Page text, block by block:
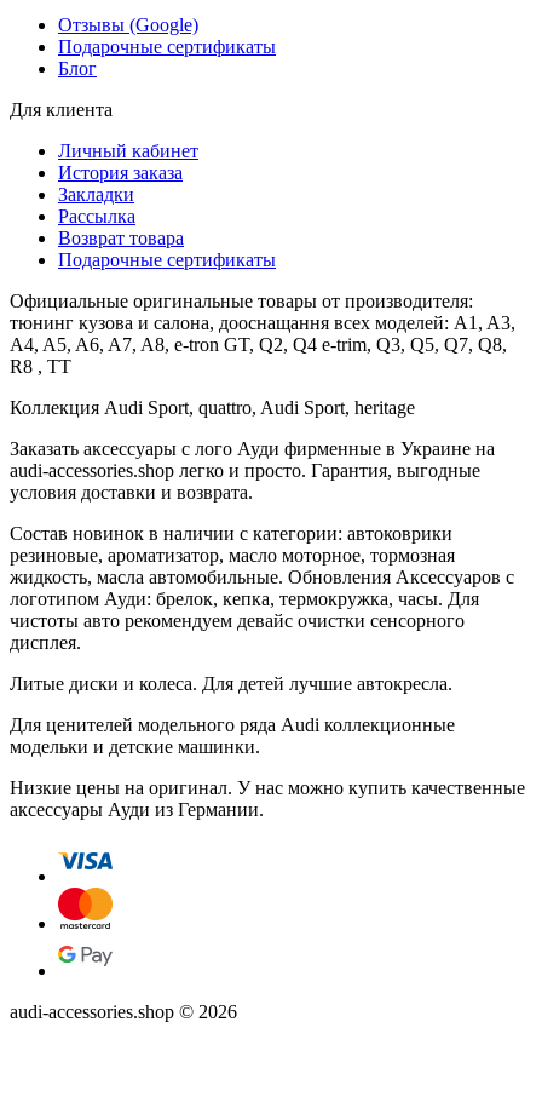
Отзывы (Google)
Подарочные сертификаты
Блог
Для клиента
Личный кабинет
История заказа
Закладки
Рассылка
Возврат товара
Подарочные сертификаты
Официальные оригинальные товары от производителя:
тюнинг кузова и салона, дооснащання всех моделей: A1, A3,
A4, A5, A6, A7, A8, e-tron GT, Q2, Q4 e-trim, Q3, Q5, Q7, Q8,
R8 , TT
Коллекция Audi Sport, quattro, Audi Sport, heritage
Заказать аксессуары с лого Ауди фирменные в Украине на
audi-accessories.shop легко и просто. Гарантия, выгодные
условия доставки и возврата.
Состав новинок в наличии с категории: автоковрики
резиновые, ароматизатор, масло моторное, тормозная
жидкость, масла автомобильные. Обновления Аксессуаров с
логотипом Ауди: брелок, кепка, термокружка, часы. Для
чистоты авто рекомендуем девайс очистки сенсорного
дисплея.
Литые диски и колеса. Для детей лучшие автокресла.
Для ценителей модельного ряда Audi коллекционные
модельки и детские машинки.
Низкие цены на оригинал. У нас можно купить качественные
аксессуары Ауди из Германии.
audi-accessories.shop © 2026